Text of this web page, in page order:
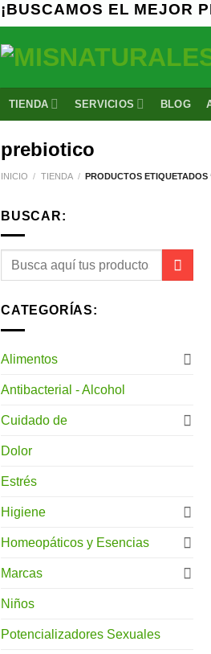
¡BUSCAMOS EL MEJOR
TIENDA SERVICIOS BLOG
prebiotico
INICIO / TIENDA / PRODUCTOS ETIQUETADOS
BUSCAR:
CATEGORÍAS:
Alimentos
Antibacterial - Alcohol
Cuidado de
Dolor
Estrés
Higiene
Homeopáticos y Esencias
Marcas
Niños
Potencializadores Sexuales